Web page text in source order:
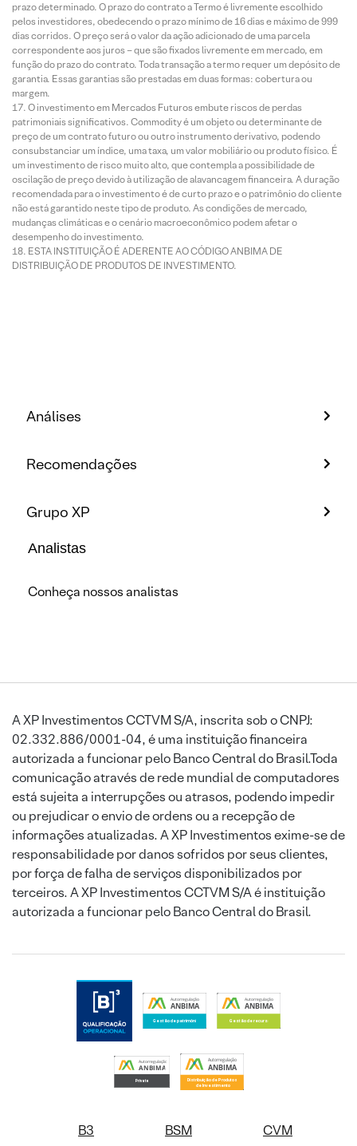
prazo determinado. O prazo do contrato a Termo é livremente escolhido
pelos investidores, obedecendo o prazo mínimo de 16 dias e máximo de 999
dias corridos. O preço será o valor da ação adicionado de uma parcela
correspondente aos juros – que são fixados livremente em mercado, em
função do prazo do contrato. Toda transação a termo requer um depósito de
garantia. Essas garantias são prestadas em duas formas: cobertura ou
margem.
O investimento em Mercados Futuros embute riscos de perdas
patrimoniais significativos. Commodity é um objeto ou determinante de
preço de um contrato futuro ou outro instrumento derivativo, podendo
consubstanciar um índice, uma taxa, um valor mobiliário ou produto físico. É
um investimento de risco muito alto, que contempla a possibilidade de
oscilação de preço devido à utilização de alavancagem financeira. A duração
recomendada para o investimento é de curto prazo e o patrimônio do cliente
não está garantido neste tipo de produto. As condições de mercado,
mudanças climáticas e o cenário macroeconômico podem afetar o
desempenho do investimento.
ESTA INSTITUIÇÃO É ADERENTE AO CÓDIGO ANBIMA DE
DISTRIBUIÇÃO DE PRODUTOS DE INVESTIMENTO.
Análises
Recomendações
Grupo XP
Analistas
Conheça nossos analistas
A XP Investimentos CCTVM S/A, inscrita sob o CNPJ:
02.332.886/0001-04, é uma instituição financeira
autorizada a funcionar pelo Banco Central do Brasil.Toda
comunicação através de rede mundial de computadores
está sujeita a interrupções ou atrasos, podendo impedir
ou prejudicar o envio de ordens ou a recepção de
informações atualizadas. A XP Investimentos exime-se de
responsabilidade por danos sofridos por seus clientes,
por força de falha de serviços disponibilizados por
terceiros. A XP Investimentos CCTVM S/A é instituição
autorizada a funcionar pelo Banco Central do Brasil.
B3 BSM CVM